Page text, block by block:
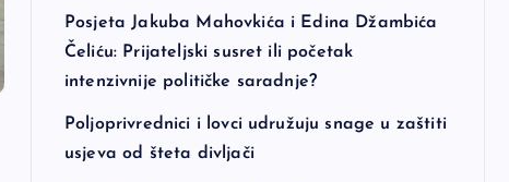
Posjeta Jakuba Mahovkića i Edina Džambića
Čeliću: Prijateljski susret ili početak
intenzivnije političke saradnje?
Poljoprivrednici i lovci udružuju snage u zaštiti
usjeva od šteta divljači